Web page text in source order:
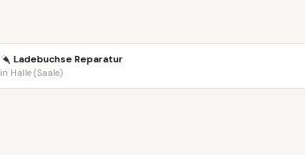
Ladebuchse Reparatur
in Halle (Saale)